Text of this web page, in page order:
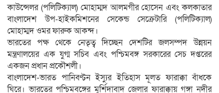
কাউন্সেলর (পলিটিক্যাল) মোহাম্মদ আলমগীর হোসেন এবং কলকাতার
বাংলাদেশ উপ-হাইকমিশনের সেকেন্ড সেক্রেটারি (পলিটিক্যাল)
মোহাম্মদ ওমর ফারুক আকন্দ।
ভারতের পক্ষ থেকে নেতৃত্ব দিচ্ছেন দেশটির জলসম্পদ উন্নয়ন
মন্ত্রণালয়ের এক যুগ্ম সচিব এবং পশ্চিমবঙ্গ সরকারের সেচ দপ্তরের
একজন প্রধান প্রকৌশলী।
বাংলাদেশ-ভারত পানিবণ্টন ইস্যুর ইতিহাস মূলত ফারাক্কা বাঁধকে
ঘিরে। ভারতের পশ্চিমবঙ্গের মুর্শিদাবাদ জেলার ফারাক্কায় গঙ্গা নদীর